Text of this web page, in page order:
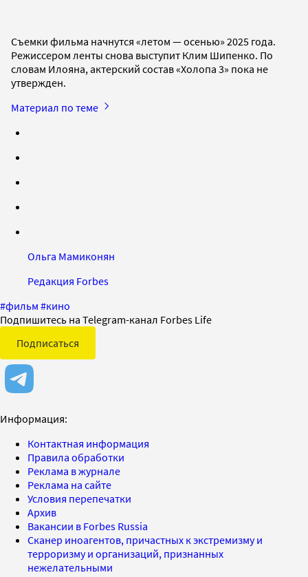
Съемки фильма начнутся «летом — осенью» 2025 года.
Режиссером ленты снова выступит Клим Шипенко. По
словам Илояна, актерский состав «Холопа 3» пока не
утвержден.
Материал по теме
Ольга Мамиконян
Редакция Forbes
#фильм #кино
Подпишитесь на Telegram-канал Forbes Life
Подписаться
Информация:
Контактная информация
Правила обработки
Реклама в журнале
Реклама на сайте
Условия перепечатки
Архив
Вакансии в Forbes Russia
Сканер иноагентов, причастных к экстремизму и
терроризму и организаций, признанных
нежелательными